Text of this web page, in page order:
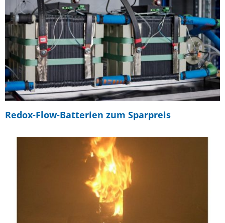
Redox-Flow-Batterien zum Sparpreis